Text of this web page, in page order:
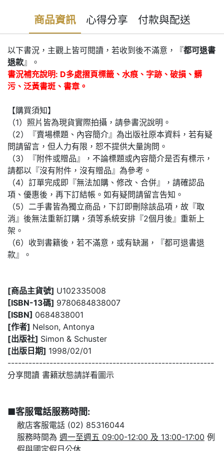
商品資訊 心得分享 付款與配送
以下書況，主觀上皆可閱讀，若收到後不滿意，『都可退書
退款』。
書況補充說明: D多處摺頁標籤、水痕、字跡、破損、髒
污、泛黃書斑、書章。
【購買須知】
（1）照片皆為現貨實際拍攝，請參書況說明。
（2）『賣場標題、內容簡介』為出版社原本資料，若有疑
問請留言，但人力有限，恕不提供大量詢問。
（3）『附件或贈品』，不論標題或內容簡介是否有標示，
請都以『沒有附件，沒有贈品』為參考。
（4）訂單完成即『無法加購、修改、合併』，請確認品
項、優惠後，再下訂結帳。如有疑問請留言告知。
（5）二手書皆為獨立商品，下訂即刪除該品項，故『取
消』後無法重新訂購，須等系統安排『2個月後』重新上
架。
（6）收到書籍後，若不滿意，或有缺漏，『都可退書退
款』。
[商品主貨號] U102335008
[ISBN-13碼] 9780684838007
[ISBN] 0684838001
[作者] Nelson, Antonya
[出版社] Simon & Schuster
[出版日期] 1998/02/01
-----------------------------------------------------------
分享閱讀 書籍狀態請詳看圖示
■客服電話服務時間:
敝店客服電話 (02) 85316044
服務時間為 週一至週五 09:00-12:00 及 13:00-17:00 例
假與國定假日公休